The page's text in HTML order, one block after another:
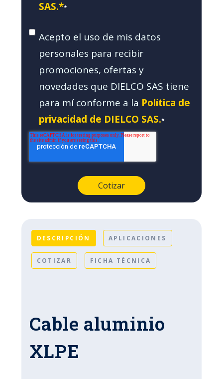
SAS.**
Acepto el uso de mis datos
personales para recibir
promociones, ofertas y
novedades que DIELCO SAS tiene
para mí conforme a la Política de
privacidad de DIELCO SAS.*
DESCRIPCIÓN APLICACIONES
COTIZAR FICHA TÉCNICA
Cable aluminio
XLPE